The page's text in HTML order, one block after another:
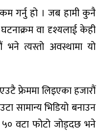
गर्नु हो । जब हामी कुनै
वा दृश्यलाई केही
भने त्यस्तो अवस्थामा यो
फ्रेममा लिइएका हजारौं
सामान्य भिडियो बनाउन
वटा फोटो जोड्दछ भने